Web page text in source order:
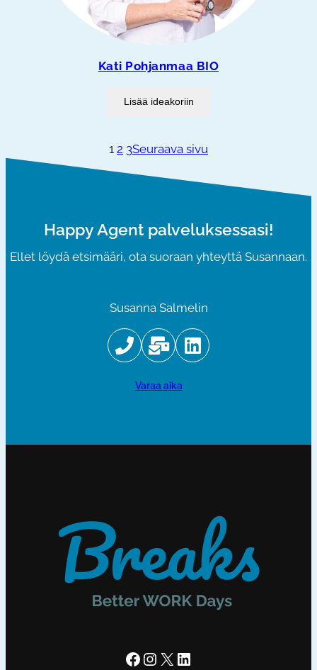
Kati Pohjanmaa BIO
Lisää ideakoriin
1 2 3Seuraava sivu
Happy Agent palveluksessasi!
Ellet löydä etsimääri, ota suoraan yhteyttä Susannaan.
Susanna Salmelin
varaa aika
Facebook Instagram X LinkedIn